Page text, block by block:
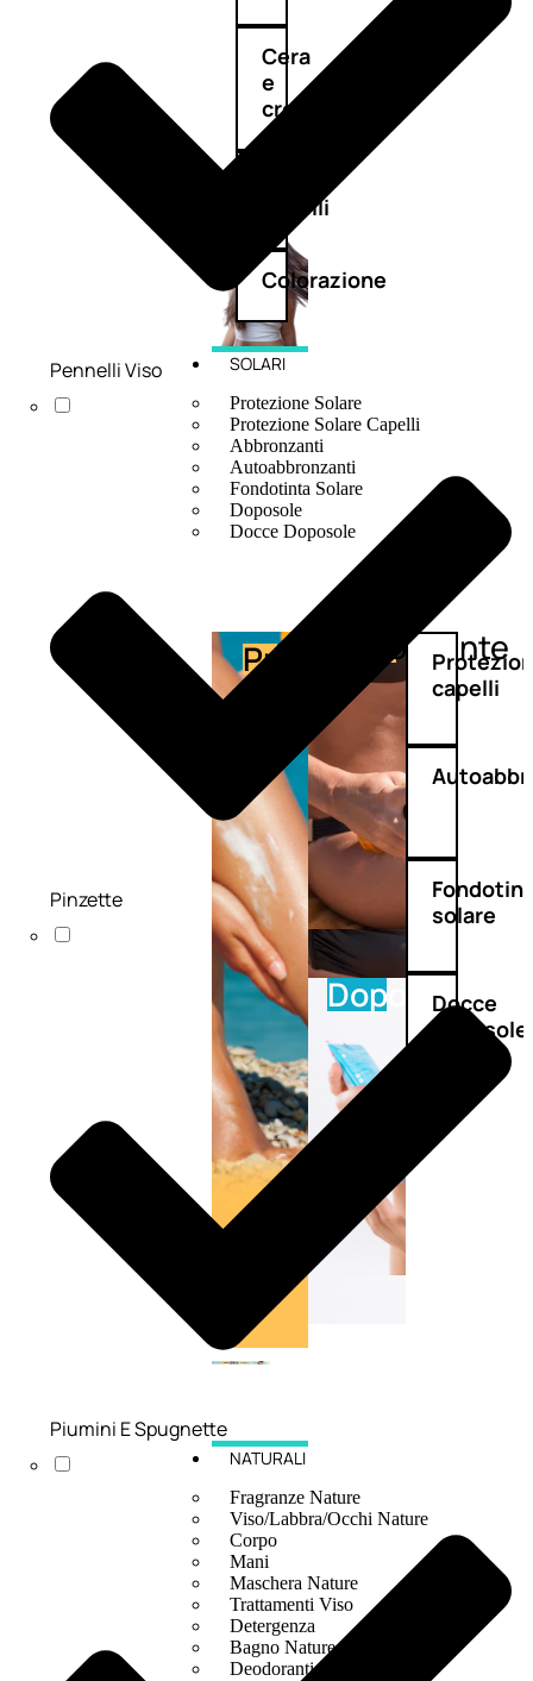
Cera
e
crema
capelli
Colorazione
SOLARI
Protezione Solare
Protezione Solare Capelli
Abbronzanti
Autoabbronzanti
Fondotinta Solare
Doposole
Docce Doposole
ProtezioneAbbronzante
Doposole
capelli
solare
Docce
doposole
NATURALI
Fragranze Nature
Viso/Labbra/Occhi Nature
Corpo
Mani
Maschera Nature
Trattamenti Viso
Detergenza
Bagno Nature
Deodoranti
Pennelli Viso
Pinzette
Piumini E Spugnette